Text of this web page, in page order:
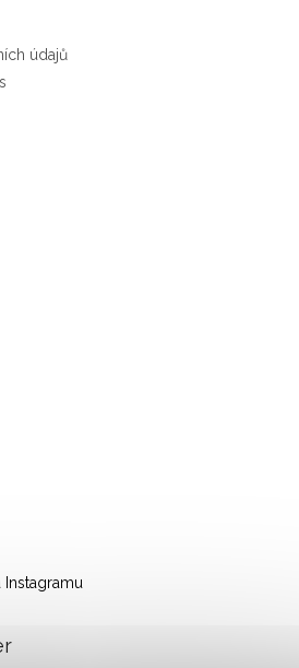
údajů
Instagramu